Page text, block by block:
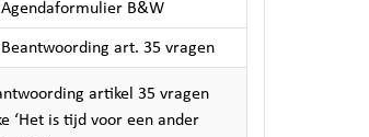
Agendaformulier B&W
Beantwoording art. 35 vragen
artikel 35 vragen
‘Het is tijd voor een ander